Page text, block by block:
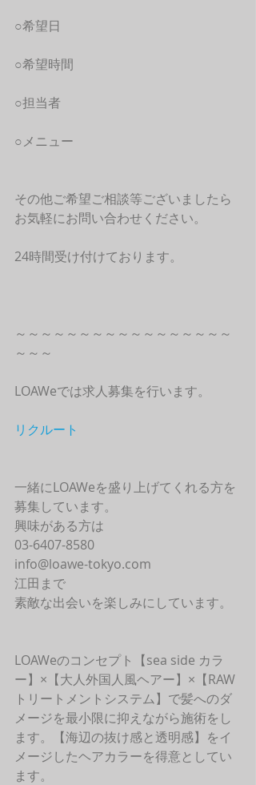
○希望日
○希望時間
○担当者
○メニュー
その他ご希望ご相談等ございましたら
お気軽にお問い合わせください。
24時間受け付けております。
～～～～～～～～～～～～～～～～～
～～～
LOAWeでは求人募集を行います。
リクルート
一緒にLOAWeを盛り上げてくれる方を
募集しています。
興味がある方は
03-6407-8580
info@loawe-tokyo.com
江田まで
素敵な出会いを楽しみにしています。
LOAWeのコンセプト【sea side カラ
ー】×【大人外国人風ヘアー】×【RAW
トリートメントシステム】で髪へのダ
メージを最小限に抑えながら施術をし
ます。【海辺の抜け感と透明感】をイ
メージしたヘアカラーを得意としてい
ます。